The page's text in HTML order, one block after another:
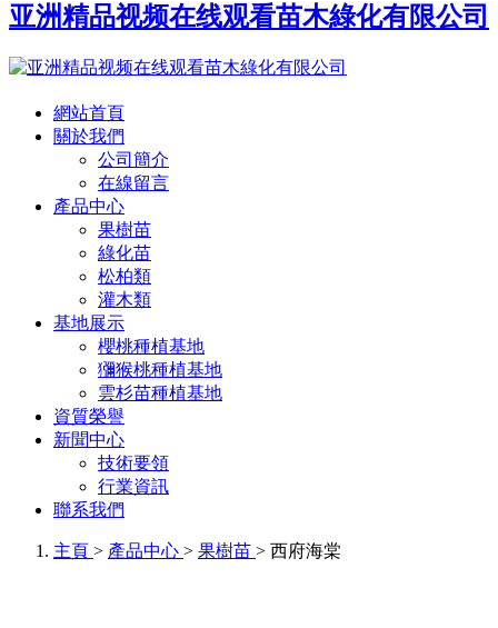
亚洲精品视频在线观看苗木綠化有限公司
網站首頁
關於我們
公司簡介
在線留言
產品中心
果樹苗
綠化苗
松柏類
灌木類
基地展示
櫻桃種植基地
獼猴桃種植基地
雲杉苗種植基地
資質榮譽
新聞中心
技術要領
行業資訊
聯系我們
主頁 > 產品中心 > 果樹苗 > 西府海棠